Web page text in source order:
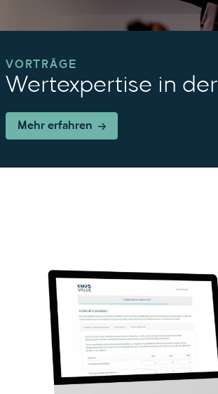
VORTRÄGE
Wertexpertise in der
Mehr erfahren